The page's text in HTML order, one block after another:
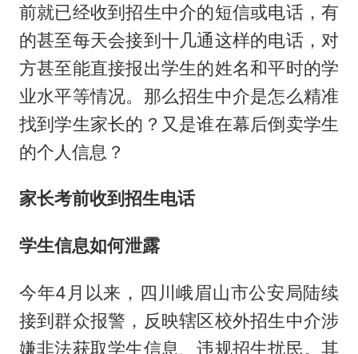
前就已经收到招生中介的短信或电话，有
的甚至每天会接到十几通这样的电话，对
方甚至能直接报出学生的姓名和平时的学
业水平等情况。那么招生中介是怎么精准
找到学生家长的？又是谁在幕后倒卖学生
的个人信息？
家长考前收到招生电话
学生信息如何泄露
今年4月以来，四川峨眉山市公安局陆续
接到群众报警，反映辖区校外招生中介涉
嫌非法获取学生信息、违规招生扰民。其